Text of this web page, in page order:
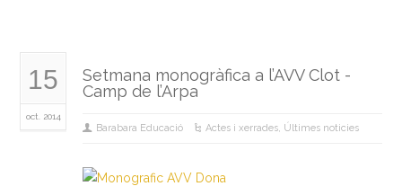
15
oct. 2014
Setmana monogràfica a l’AVV Clot -
Camp de l’Arpa
Barabara Educació Actes i xerrades, Últimes noticies